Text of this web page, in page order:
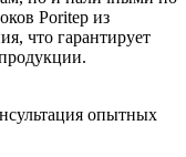
Poritep из
что гарантирует
опытных